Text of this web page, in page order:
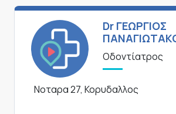
Dr ΓΕΩΡΓΙΟΣ
Οδοντίατρος
Νοταρα 27, Κορυδαλλος